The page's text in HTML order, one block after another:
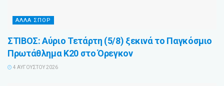
ΆΛΛΑ ΣΠΌΡ
ΣΤΙΒΟΣ: Αύριο Τετάρτη (5/8) ξεκινά το Παγκόσμιο
Πρωτάθλημα Κ20 στο Όρεγκον
4 ΑΥΓΟΎΣΤΟΥ 2026